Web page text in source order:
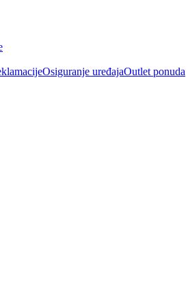
Osiguranje uređajaOutlet ponuda